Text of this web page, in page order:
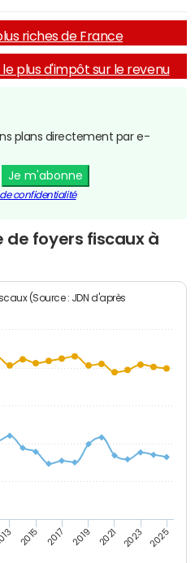
riches de France
le plus d'impôt sur le revenu
plans directement par e-
Je m'abonne
confidentialité
de foyers fiscaux à
(Source : JDN d'après
2015 2017 2019 2021 2023 2025